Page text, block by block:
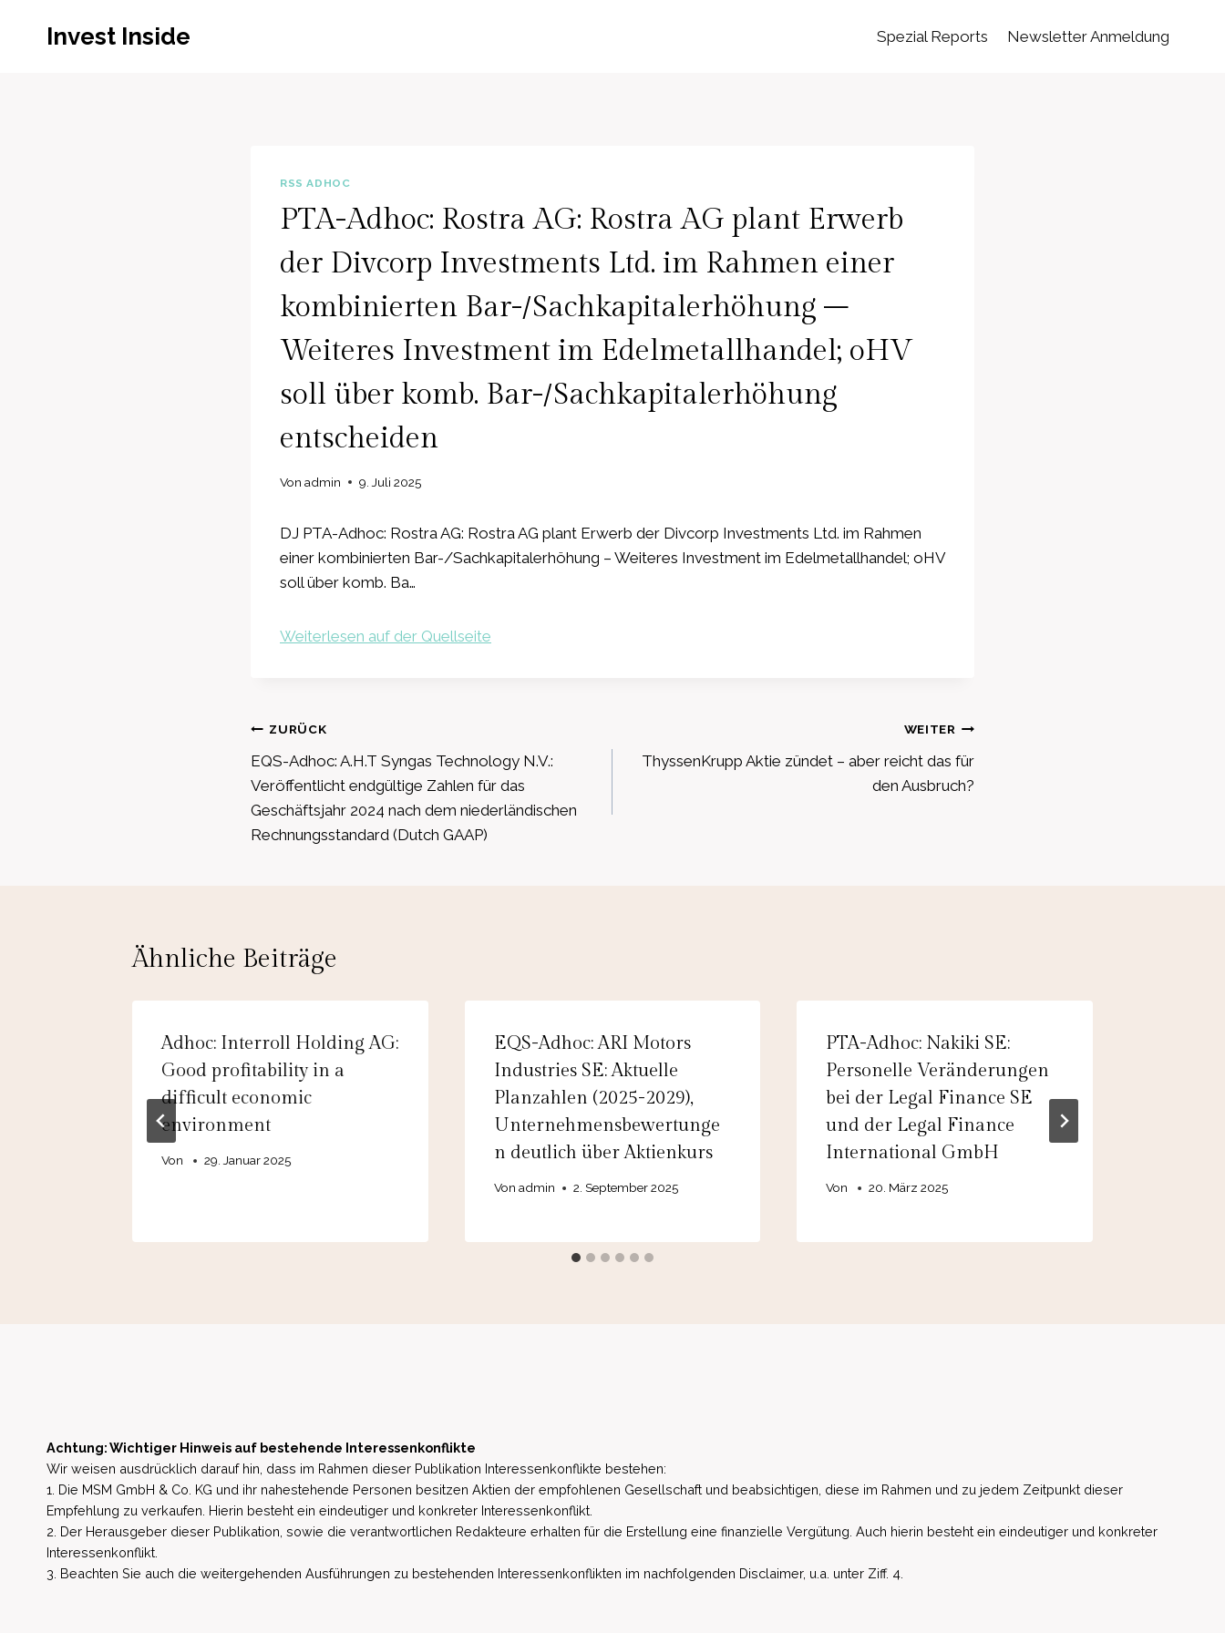
Invest Inside Spezial Reports Newsletter Anmeldung
RSS ADHOC
PTA-Adhoc: Rostra AG: Rostra AG plant Erwerb
der Divcorp Investments Ltd. im Rahmen einer
kombinierten Bar-/Sachkapitalerhöhung –
Weiteres Investment im Edelmetallhandel; oHV
soll über komb. Bar-/Sachkapitalerhöhung
entscheiden
Von admin 9. Juli 2025
DJ PTA-Adhoc: Rostra AG: Rostra AG plant Erwerb der Divcorp Investments Ltd. im Rahmen
einer kombinierten Bar-/Sachkapitalerhöhung – Weiteres Investment im Edelmetallhandel; oHV
soll über komb. Ba…
Weiterlesen auf der Quellseite
Beitragsnavigation
ZURÜCK
EQS-Adhoc: A.H.T Syngas Technology N.V.:
Veröffentlicht endgültige Zahlen für das
Geschäftsjahr 2024 nach dem niederländischen
Rechnungsstandard (Dutch GAAP)
WEITER
ThyssenKrupp Aktie zündet – aber reicht das für
den Ausbruch?
Ähnliche Beiträge
Adhoc: Interroll Holding AG:
Good profitability in a
difficult economic
environment
Von 29. Januar 2025
EQS-Adhoc: ARI Motors
Industries SE: Aktuelle
Planzahlen (2025-2029),
Unternehmensbewertunge
n deutlich über Aktienkurs
Von admin 2. September 2025
PTA-Adhoc: Nakiki SE:
Personelle Veränderungen
bei der Legal Finance SE
und der Legal Finance
International GmbH
Von 20. März 2025
Achtung: Wichtiger Hinweis auf bestehende Interessenkonflikte
Wir weisen ausdrücklich darauf hin, dass im Rahmen dieser Publikation Interessenkonflikte bestehen:
1. Die MSM GmbH & Co. KG und ihr nahestehende Personen besitzen Aktien der empfohlenen Gesellschaft und beabsichtigen, diese im Rahmen und zu jedem Zeitpunkt dieser
Empfehlung zu verkaufen. Hierin besteht ein eindeutiger und konkreter Interessenkonflikt.
2. Der Herausgeber dieser Publikation, sowie die verantwortlichen Redakteure erhalten für die Erstellung eine finanzielle Vergütung. Auch hierin besteht ein eindeutiger und konkreter
Interessenkonflikt.
3. Beachten Sie auch die weitergehenden Ausführungen zu bestehenden Interessenkonflikten im nachfolgenden Disclaimer, u.a. unter Ziff. 4.